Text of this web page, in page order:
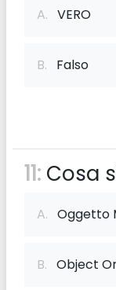
A. VERO
B. Falso
11: Cosa
A. Oggetto
B. Object